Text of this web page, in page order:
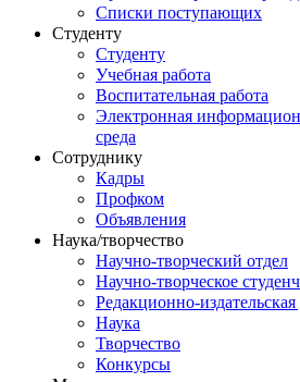
Списки поступающих
Студенту
Студенту
Учебная работа
Воспитательная работа
Электронная
среда
Сотруднику
Кадры
Профком
Объявления
Наука/творчество
Научно-творческий отдел
Научно-творческое
Редакционно-издательская
Наука
Творчество
Конкурсы